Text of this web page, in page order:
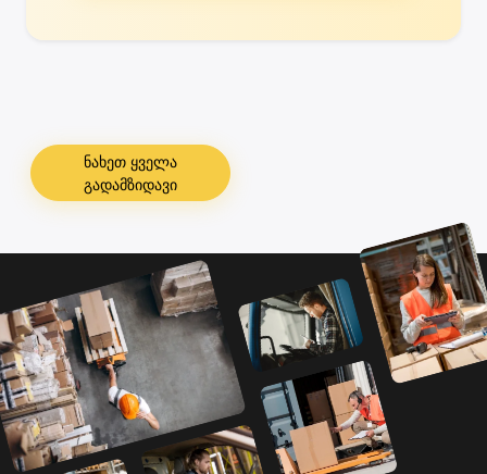
ნახეთ ყველა
გადამზიდავი